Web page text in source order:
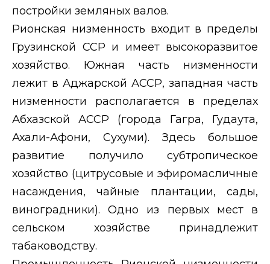
постройки земляных валов.
Рионская низменность входит в пределы
Грузинской ССР и имеет высокоразвитое
хозяйство. Южная часть низменности
лежит в Аджарской АССР, западная часть
низменности располагается в пределах
Абхазской АССР (города Гагра, Гудаута,
Ахали-Афони, Сухуми). Здесь большое
развитие получило субтропическое
хозяйство (цитрусовые и эфиромасличные
насаждения, чайные плантации, сады,
виноградники). Одно из первых мест в
сельском хозяйстве принадлежит
табаководству.